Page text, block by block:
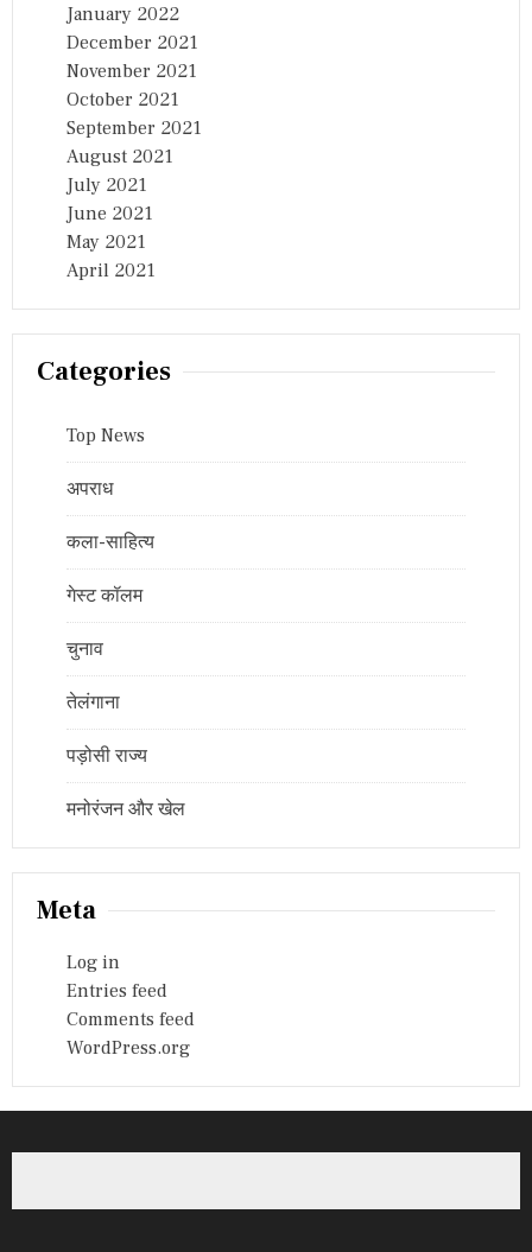
January 2022
December 2021
November 2021
October 2021
September 2021
August 2021
July 2021
June 2021
May 2021
April 2021
Categories
Top News
अपराध
कला-साहित्य
गेस्ट कॉलम
चुनाव
तेलंगाना
पड़ोसी राज्य
मनोरंजन और खेल
Meta
Log in
Entries feed
Comments feed
WordPress.org